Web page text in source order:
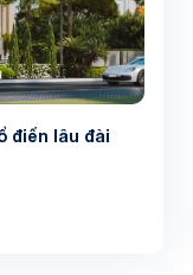
điển lâu đài